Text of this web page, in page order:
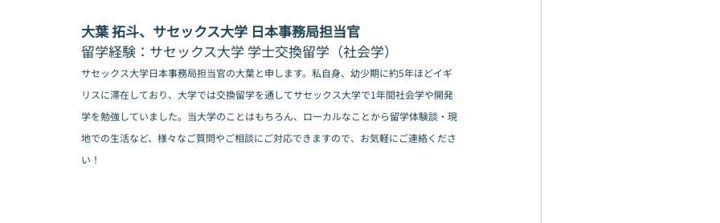
大葉 拓斗、サセックス大学 日本事務局担当官
留学経験： サセックス大学 学士交換留学（社会学）
サセックス大学日本事務局担当官の大葉と申します。私自身、幼少期に約5年ほどイギ
リスに滞在しており、大学では交換留学を通してサセックス大学で1年間社会学や開発
学を勉強していました。当大学のことはもちろん、ローカルなことから留学体験談・現
地での生活など、様々なご質問やご相談にご対応できますので、お気軽にご連絡くださ
い！